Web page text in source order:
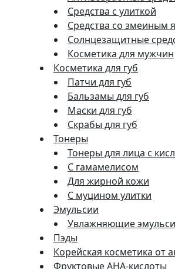
Средства с улиткой
Средства со змеиным
Солнцезащитные
Косметика для мужчин
Косметика для губ
Патчи для губ
Бальзамы для губ
Маски для губ
Скрабы для губ
Тонеры
Тонеры для лица с
С гамамелисом
Для жирной кожи
С муцином улитки
Эмульсии
Увлажняющие
Пэды
Корейская косметика от
Фруктовые AHA-кислоты